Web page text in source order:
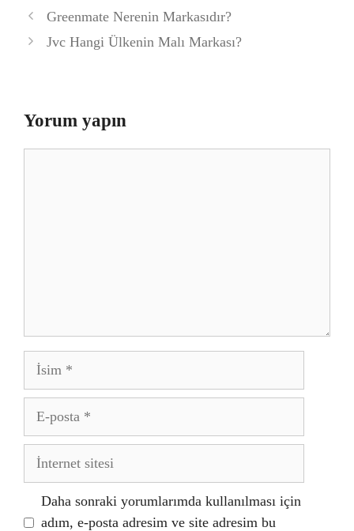
Greenmate Nerenin Markasıdır?
Jvc Hangi Ülkenin Malı Markası?
Yorum yapın
İsim
posta
İnternet
Daha sonraki yorumlarımda kullanılması için
adım, e-posta adresim ve site adresim bu